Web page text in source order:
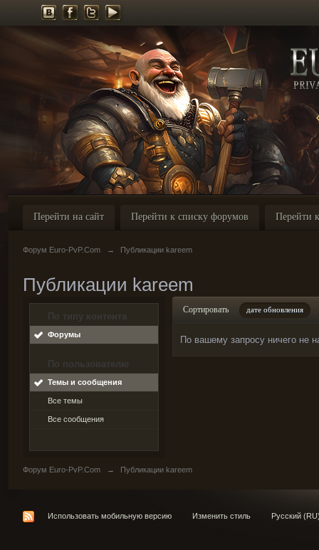
Перейти на сайт Перейти к списку форумов Перейти
Форум Euro-PvP.Com → Публикации kareem
Публикации kareem
По типу контента
Форумы
По пользователю
Темы и сообщения
Все темы
Все сообщения
Сортировать дате обновления
По вашему запросу ничего не
Форум Euro-PvP.Com → Публикации kareem
Использовать мобильную версию Изменить стиль Русский